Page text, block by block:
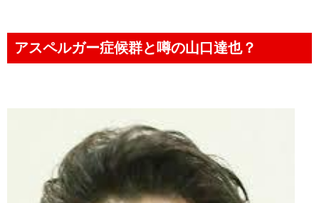
アスペルガー症候群と噂の山口達也？